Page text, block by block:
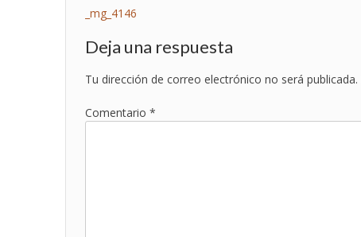
Navegación
de
entradas
_mg_4146
Deja una respuesta
Tu dirección de correo electrónico no será publicada.
Comentario *